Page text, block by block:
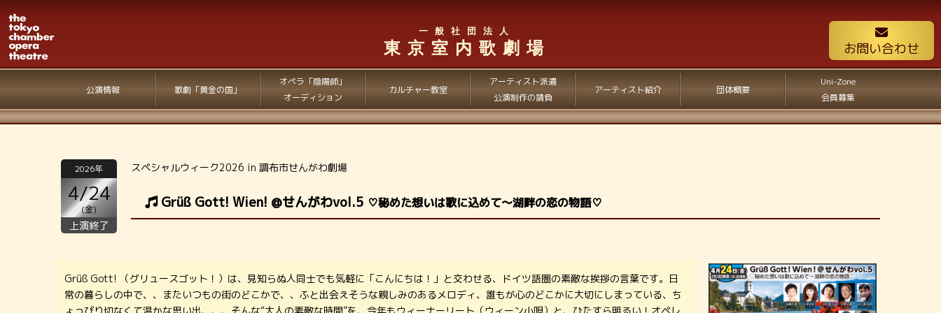
一般社団法人
東京室内歌劇場 お問い合わせ
公演情報 歌劇「黄金の国」
オペラ「陰陽師」
オーディション
カルチャー教室
アーティスト派遣
公演制作の請負
アーティスト紹介 団体概要
Uni-Zone
会員募集
2026年
4/24
(金)
上演終了
スペシャルウィーク2026 in 調布市せんがわ劇場
Grüß Gott! Wien! @せんがわvol.5 ♡秘めた想いは歌に込めて～湖畔の恋の物語♡
Grüß Gott! （グリュースゴット！）は、見知らぬ人同士でも気軽に「こんにちは！」と交わせる、ドイツ語圏の素敵な挨拶の言葉です。日
常の暮らしの中で、、またいつもの街のどこかで、、ふと出会えそうな親しみのあるメロディ、誰もが心のどこかに大切にしまっている、ち